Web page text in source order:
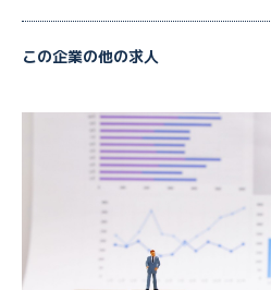
この企業の他の求人